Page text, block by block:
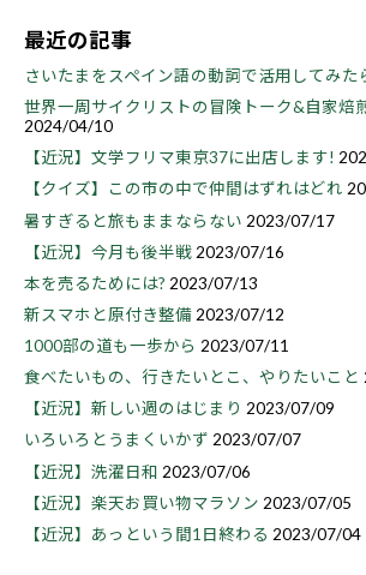
最近の記事
さいたまをスペイン語の動詞で活用してみた
世界一周サイクリストの冒険トーク&自家焙
2024/04/10
【近況】文学フリマ東京37に出店します!
【クイズ】この市の中で仲間はずれはどれ
暑すぎると旅もままならない 2023/07/17
【近況】今月も後半戦 2023/07/16
本を売るためには? 2023/07/13
新スマホと原付き整備 2023/07/12
1000部の道も一歩から 2023/07/11
食べたいもの、行きたいとこ、やりたいこと
【近況】新しい週のはじまり 2023/07/09
いろいろとうまくいかず 2023/07/07
【近況】洗濯日和 2023/07/06
【近況】楽天お買い物マラソン 2023/07/05
【近況】あっという間1日終わる 2023/07/04